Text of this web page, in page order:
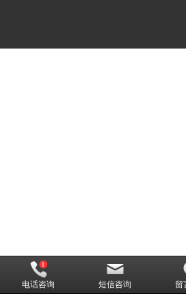
电话咨询 短信咨询 留